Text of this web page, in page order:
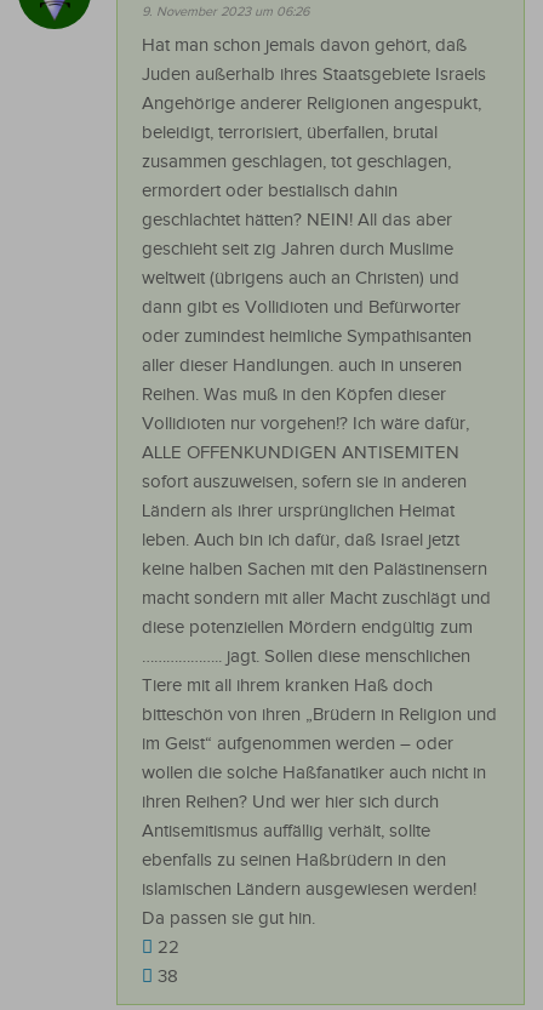
9. November 2023 um 06:26
Hat man schon jemals davon gehört, daß
Juden außerhalb ihres Staatsgebiete Israels
Angehörige anderer Religionen angespukt,
beleidigt, terrorisiert, überfallen, brutal
zusammen geschlagen, tot geschlagen,
ermordert oder bestialisch dahin
geschlachtet hätten? NEIN! All das aber
geschieht seit zig Jahren durch Muslime
weltweit (übrigens auch an Christen) und
dann gibt es Vollidioten und Befürworter
oder zumindest heimliche Sympathisanten
aller dieser Handlungen. auch in unseren
Reihen. Was muß in den Köpfen dieser
Vollidioten nur vorgehen!? Ich wäre dafür,
ALLE OFFENKUNDIGEN ANTISEMITEN
sofort auszuweisen, sofern sie in anderen
Ländern als ihrer ursprünglichen Heimat
leben. Auch bin ich dafür, daß Israel jetzt
keine halben Sachen mit den Palästinensern
macht sondern mit aller Macht zuschlägt und
diese potenziellen Mördern endgültig zum
……………….. jagt. Sollen diese menschlichen
Tiere mit all ihrem kranken Haß doch
bitteschön von ihren „Brüdern in Religion und
im Geist“ aufgenommen werden – oder
wollen die solche Haßfanatiker auch nicht in
ihren Reihen? Und wer hier sich durch
Antisemitismus auffällig verhält, sollte
ebenfalls zu seinen Haßbrüdern in den
islamischen Ländern ausgewiesen werden!
Da passen sie gut hin.
22
38